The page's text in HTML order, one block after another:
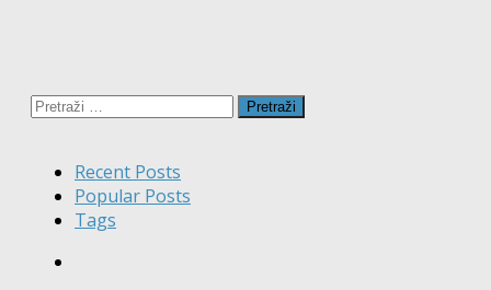
Pretraži:
Recent Posts
Popular Posts
Tags